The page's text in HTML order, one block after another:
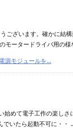
ございます。確かに結
モータードライバ用の様
源モジュールを...
始めて電子工作の楽しさ
でいたら起動不可に・・